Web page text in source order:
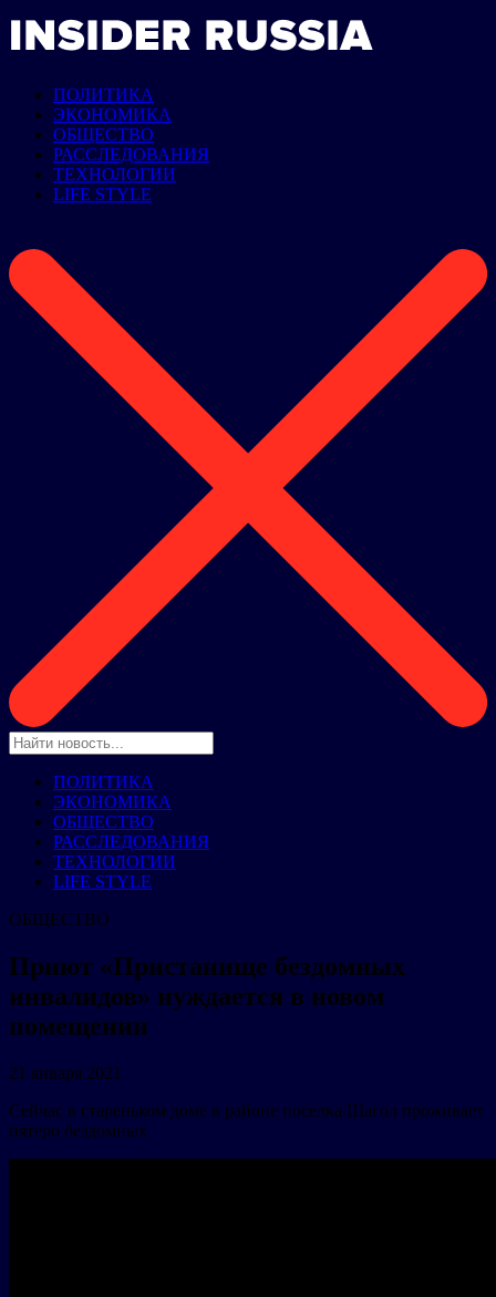
ПОЛИТИКА
ЭКОНОМИКА
ОБЩЕСТВО
РАССЛЕДОВАНИЯ
ТЕХНОЛОГИИ
LIFE STYLE
ПОЛИТИКА
ЭКОНОМИКА
ОБЩЕСТВО
РАССЛЕДОВАНИЯ
ТЕХНОЛОГИИ
LIFE STYLE
ОБЩЕСТВО
Приют «Пристанище бездомных
инвалидов» нуждается в новом
помещении
21 января 2021
Сейчас в стареньком доме в районе поселка Шагол проживает
пятеро бездомных